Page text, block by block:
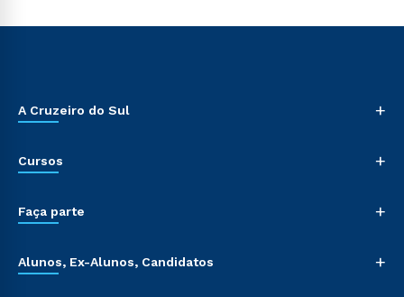
A Cruzeiro do Sul +
Cursos +
Faça parte +
Alunos, Ex-Alunos, Candidatos +